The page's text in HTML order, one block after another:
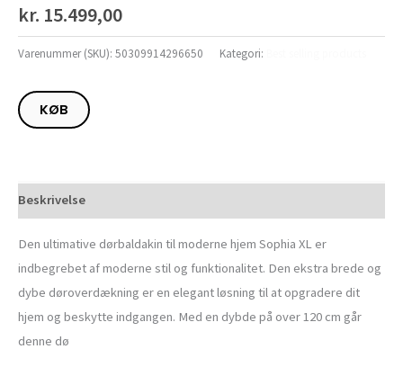
kr. 15.499,00
Varenummer (SKU): 50309914296650 Kategori:
KØB
Beskrivelse
Den ultimative dørbaldakin til moderne hjem Sophia XL er
indbegrebet af moderne stil og funktionalitet. Den ekstra brede og
dybe døroverdækning er en elegant løsning til at opgradere dit
hjem og beskytte indgangen. Med en dybde på over 120 cm går
denne dø